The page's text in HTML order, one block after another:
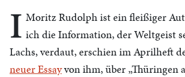
I Moritz Rudolph ist ein fleißiger
ich die Information, der Weltgeist
Lachs, verdaut, erschien im Aprilheft
neuer Essayvon ihm, über „Thüringen